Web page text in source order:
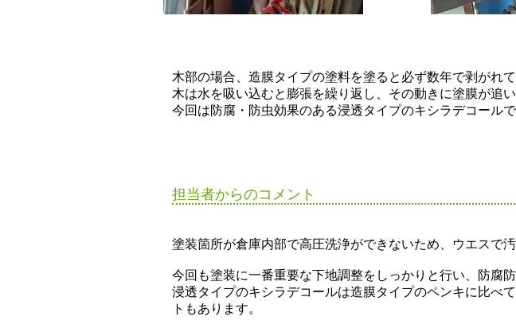
木部の場合、造膜タイプの塗料を塗ると必ず数年で剥がれて
木は水を吸い込むと膨張を繰り返し、その動きに塗膜が追
今回は防腐・防虫効果のある浸透タイプのキシラデコールで
​担当者からのコメント
塗装箇所が倉庫内部で高圧洗浄ができないため、ウエスで
今回も塗装に一番重要な下地調整をしっかりと行い、防腐
浸透タイプのキシラデコールは造膜タイプのペンキに比べ
トもあります。